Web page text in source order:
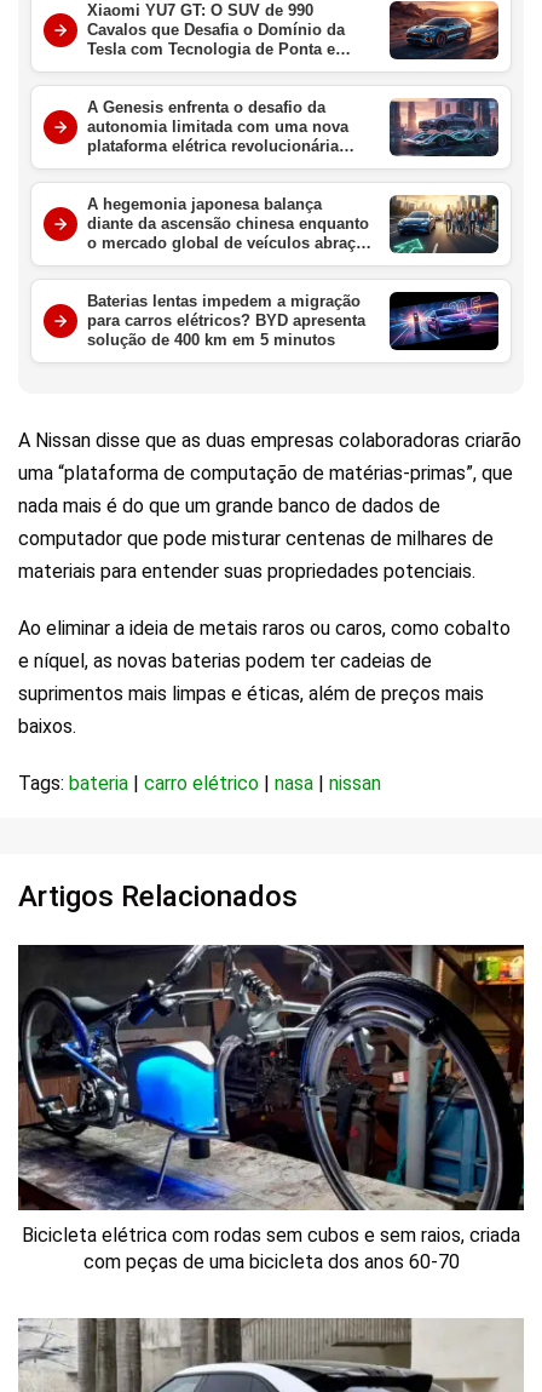
Xiaomi YU7 GT: O SUV de 990
Cavalos que Desafia o Domínio da
Tesla com Tecnologia de Ponta e
Velocidade Extrema
A Genesis enfrenta o desafio da
autonomia limitada com uma nova
plataforma elétrica revolucionária
para redefinir o luxo em 2027
A hegemonia japonesa balança
diante da ascensão chinesa enquanto
o mercado global de veículos abraça
a era elétrica definitiva
Baterias lentas impedem a migração
para carros elétricos? BYD apresenta
solução de 400 km em 5 minutos
A Nissan disse que as duas empresas colaboradoras criarão
uma “plataforma de computação de matérias-primas”, que
nada mais é do que um grande banco de dados de
computador que pode misturar centenas de milhares de
materiais para entender suas propriedades potenciais.
Ao eliminar a ideia de metais raros ou caros, como cobalto
e níquel, as novas baterias podem ter cadeias de
suprimentos mais limpas e éticas, além de preços mais
baixos.
Tags: bateria carro elétrico nasa nissan
Artigos Relacionados
Bicicleta elétrica com rodas sem cubos e sem raios, criada
com peças de uma bicicleta dos anos 60-70